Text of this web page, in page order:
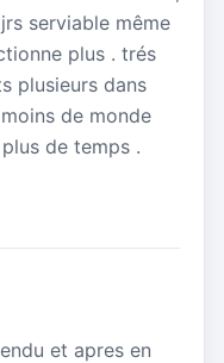
serviable même
plus . trés
plusieurs dans
de monde
de temps .
et apres en